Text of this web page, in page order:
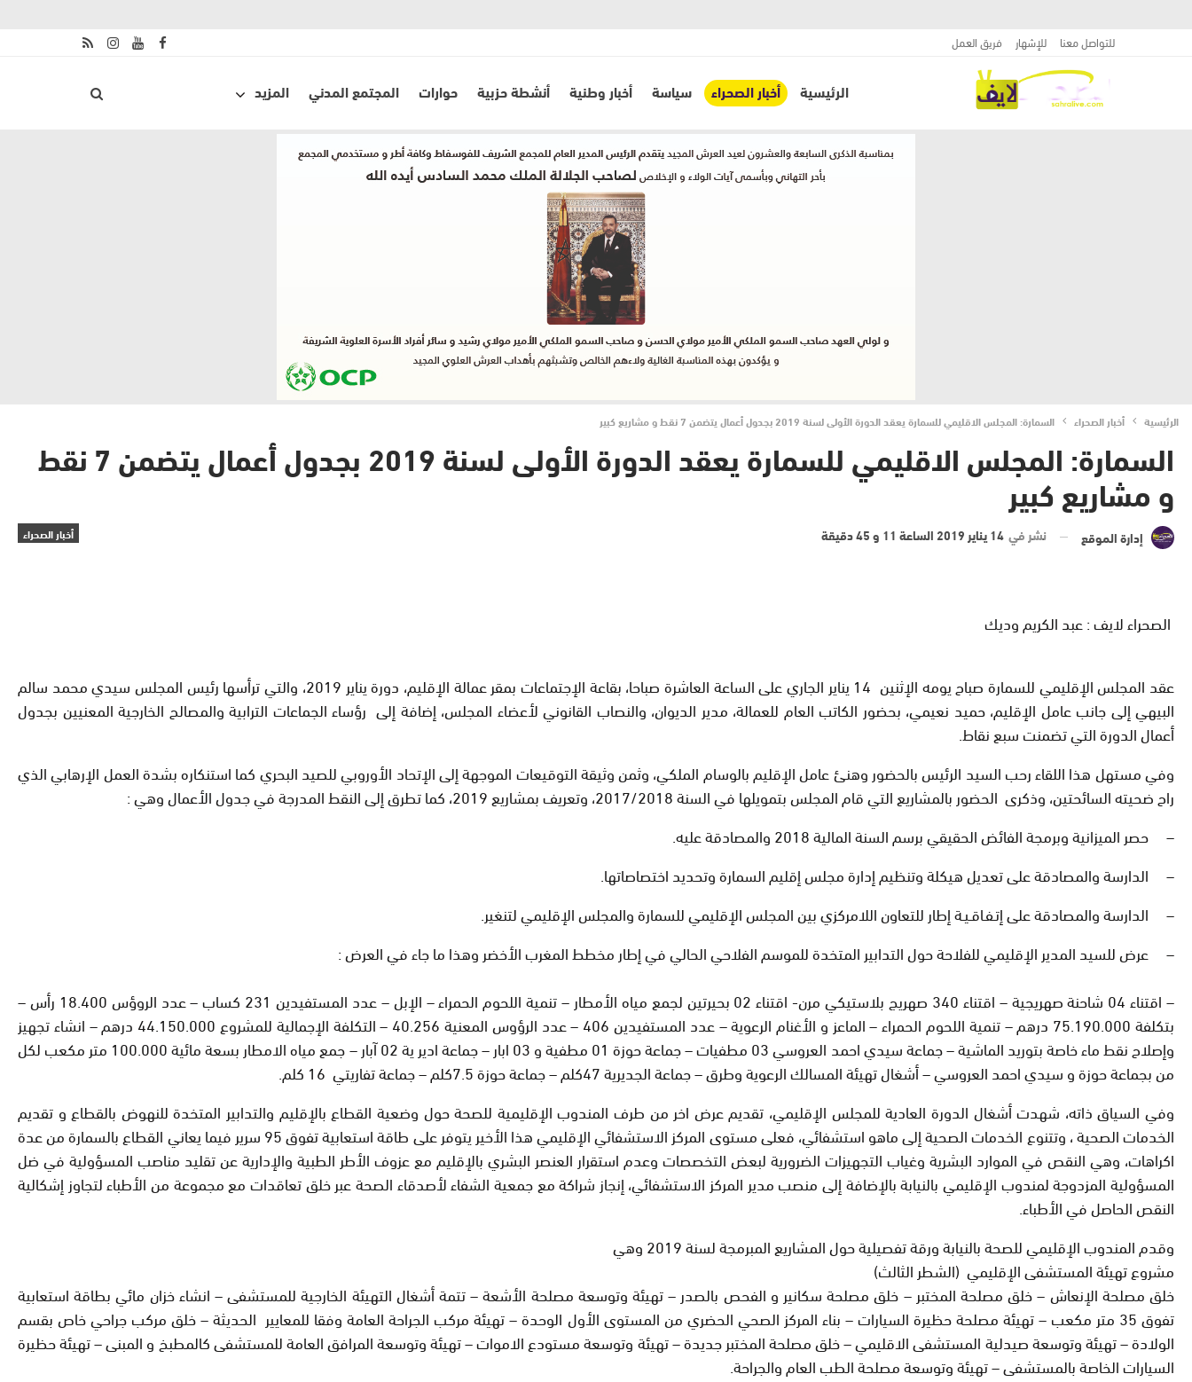
للتواصل معنا للإشهار فريق العمل
الرئيسية أخبار الصحراء سياسة أخبار وطنية أنشطة حزبية حوارات المجتمع المدني المزيد
الرئيسية أخبار الصحراء السمارة: المجلس الاقليمي للسمارة يعقد الدورة الأولى لسنة 2019 بجدول أعمال يتضمن 7 نقط و مشاريع كبير
السمارة: المجلس الاقليمي للسمارة يعقد الدورة الأولى لسنة 2019 بجدول أعمال يتضمن 7 نقط
و مشاريع كبير
أخبار الصحراء إدارة الموقع نشر في14 يناير 2019 الساعة 11 و 45 دقيقة
الصحراء لايف : عبد الكريم وديك
عقد المجلس الإقليمي للسمارة صباح يومه الإثنين 14 يناير الجاري على الساعة العاشرة صباحا، بقاعة الإجتماعات بمقر عمالة الإقليم، دورة يناير 2019، والتي ترأسها رئيس المجلس سيدي محمد سالم
البيهي إلى جانب عامل الإقليم، حميد نعيمي، بحضور الكاتب العام للعمالة، مدير الديوان، والنصاب القانوني لأعضاء المجلس، إضافة إلى رؤساء الجماعات الترابية والمصالح الخارجية المعنيين بجدول
أعمال الدورة التي تضمنت سبع نقاط.
وفي مستهل هذا اللقاء رحب السيد الرئيس بالحضور وهنئ عامل الإقليم بالوسام الملكي، وثمن وثيقة التوقيعات الموجهة إلى الإتحاد الأوروبي للصيد البحري كما استنكاره بشدة العمل الإرهابي الذي
راح ضحيته السائحتين، وذكرى الحضور بالمشاريع التي قام المجلس بتمويلها في السنة 2017/2018، وتعريف بمشاريع 2019، كما تطرق إلى النقط المدرجة في جدول الأعمال وهي :
– حصر الميزانية وبرمجة الفائض الحقيقي برسم السنة المالية 2018 والمصادقة عليه.
– الدارسة والمصادقة على تعديل هيكلة وتنظيم إدارة مجلس إقليم السمارة وتحديد اختصاصاتها.
– الدارسة والمصادقة على إتـفـاقـيـة إطار للتعاون اللامركزي بين المجلس الإقليمي للسمارة والمجلس الإقليمي لتنغير.
– عرض للسيد المدير الإقليمي للفلاحة حول التدابير المتخدة للموسم الفلاحي الحالي في إطار مخطط المغرب الأخضر وهذا ما جاء في العرض :
– اقتناء 04 شاحنة صهريجية – اقتناء 340 صهريج بلاستيكي مرن- اقتناء 02 بحيرتين لجمع مياه الأمطار – تنمية اللحوم الحمراء – الإبل – عدد المستفيدين 231 كساب – عدد الروؤس 18.400 رأس –
بتكلفة 75.190.000 درهم – تنمية اللحوم الحمراء – الماعز و الأغنام الرعوية – عدد المستفيدين 406 – عدد الرؤوس المعنية 40.256 – التكلفة الإجمالية للمشروع 44.150.000 درهم – انشاء تجهيز
وإصلاح نقط ماء خاصة بتوريد الماشية – جماعة سيدي احمد العروسي 03 مطفيات – جماعة حوزة 01 مطفية و 03 ابار – جماعة ادير ية 02 آبار – جمع مياه الامطار بسعة مائية 100.000 متر مكعب لكل
من بجماعة حوزة و سيدي احمد العروسي – أشغال تهيئة المسالك الرعوية وطرق – جماعة الجديرية 47كلم – جماعة حوزة 7.5كلم – جماعة تفاريتي 16 كلم.
وفي السياق ذاته، شهدت أشغال الدورة العادية للمجلس الإقليمي، تقديم عرض اخر من طرف المندوب الإقليمية للصحة حول وضعية القطاع بالإقليم والتدابير المتخدة للنهوض بالقطاع و تقديم
الخدمات الصحية ، وتتنوع الخدمات الصحية إلى ماهو استشفائي، فعلى مستوى المركز الاستشفائي الإقليمي هذا الأخير يتوفر على طاقة استعابية تفوق 95 سرير فيما يعاني القطاع بالسمارة من عدة
اكراهات، وهي النقص في الموارد البشرية وغياب التجهيزات الضرورية لبعض التخصصات وعدم استقرار العنصر البشري بالإقليم مع عزوف الأطر الطبية والإدارية عن تقليد مناصب المسؤولية في ضل
المسؤولية المزدوجة لمندوب الإقليمي بالنيابة بالإضافة إلى منصب مدير المركز الاستشفائي، إنجاز شراكة مع جمعية الشفاء لأصدقاء الصحة عبر خلق تعاقدات مع مجموعة من الأطباء لتجاوز إشكالية
النقص الحاصل في الأطباء.
وقدم المندوب الإقليمي للصحة بالنيابة ورقة تفصيلية حول المشاريع المبرمجة لسنة 2019 وهي
مشروع تهيئة المستشفى الإقليمي (الشطر الثالث)
خلق مصلحة الإنعاش – خلق مصلحة المختبر – خلق مصلحة سكانير و الفحص بالصدر – تهيئة وتوسعة مصلحة الأشعة – تتمة أشغال التهيئة الخارجية للمستشفى – انشاء خزان مائي بطاقة استعابية
تفوق 35 متر مكعب – تهيئة مصلحة حظيرة السيارات – بناء المركز الصحي الحضري من المستوى الأول الوحدة – تهيئة مركب الجراحة العامة وفقا للمعايير الحديثة – خلق مركب جراحي خاص بقسم
الولادة – تهيئة وتوسعة صيدلية المستشفى الاقليمي – خلق مصلحة المختبر جديدة – تهيئة وتوسعة مستودع الاموات – تهيئة وتوسعة المرافق العامة للمستشفى كالمطبخ و المبنى – تهيئة حظيرة
السيارات الخاصة بالمستشفى – تهيئة وتوسعة مصلحة الطب العام والجراحة.